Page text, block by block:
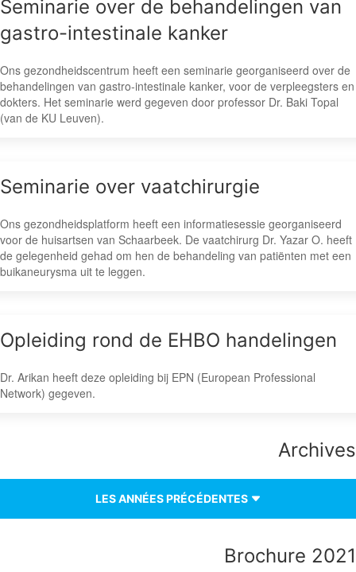
Seminarie over de behandelingen van
gastro-intestinale kanker
Ons gezondheidscentrum heeft een seminarie georganiseerd over de
behandelingen van gastro-intestinale kanker, voor de verpleegsters en
dokters. Het seminarie werd gegeven door professor Dr. Baki Topal
(van de KU Leuven).
Seminarie over vaatchirurgie
Ons gezondheidsplatform heeft een informatiesessie georganiseerd
voor de huisartsen van Schaarbeek. De vaatchirurg Dr. Yazar O. heeft
de gelegenheid gehad om hen de behandeling van patiënten met een
buikaneurysma uit te leggen.
Opleiding rond de EHBO handelingen
Dr. Arikan heeft deze opleiding bij EPN (European Professional
Network) gegeven.
Archives
LES ANNÉES PRÉCÉDENTES
Brochure 2021